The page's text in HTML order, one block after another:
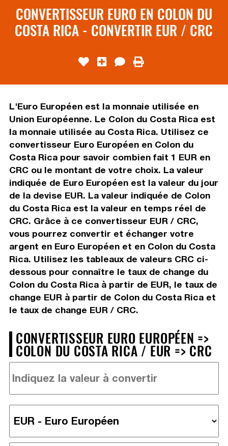
CONVERTISSEUR EURO EN COLON DU
COSTA RICA - CONVERTIR EUR / CRC
L'Euro Européen est la monnaie utilisée en
Union Européenne. Le Colon du Costa Rica est
la monnaie utilisée au Costa Rica. Utilisez ce
convertisseur Euro Européen en Colon du
Costa Rica pour savoir combien fait 1 EUR en
CRC ou le montant de votre choix. La valeur
indiquée de Euro Européen est la valeur du jour
de la devise EUR. La valeur indiquée de Colon
du Costa Rica est la valeur en temps réel de
CRC. Grâce à ce convertisseur EUR / CRC,
vous pourrez convertir et échanger votre
argent en Euro Européen et en Colon du Costa
Rica. Utilisez les tableaux de valeurs CRC ci-
dessous pour connaître le taux de change du
Colon du Costa Rica à partir de EUR, le taux de
change EUR à partir de Colon du Costa Rica et
le taux de change EUR / CRC.
CONVERTISSEUR EURO EUROPÉEN =>
COLON DU COSTA RICA / EUR => CRC